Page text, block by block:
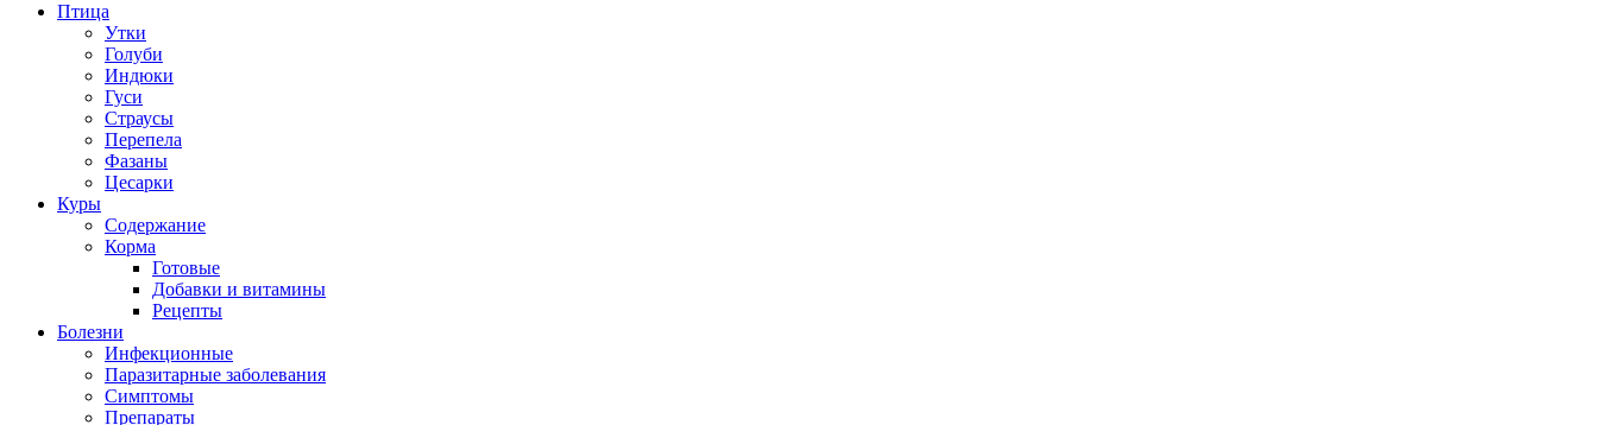
Птица
Утки
Голуби
Индюки
Гуси
Страусы
Перепела
Фазаны
Цесарки
Куры
Содержание
Корма
Готовые
Добавки и витамины
Рецепты
Болезни
Инфекционные
Паразитарные заболевания
Симптомы
Препараты